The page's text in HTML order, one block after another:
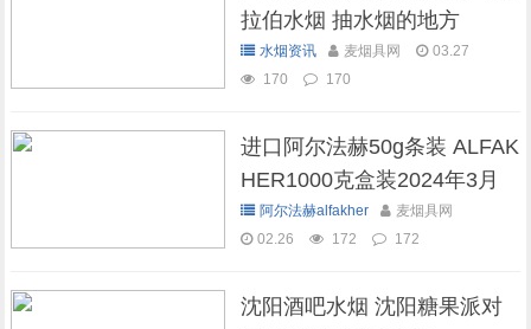
拉伯水烟 抽水烟的地方
水烟资讯 麦烟具网
03.27
170
170
进口阿尔法赫50g条装 ALFAK
HER1000克盒装2024年3月
现货库存
阿尔法赫alfakher
麦烟具网
02.26
172 172
沈阳酒吧水烟 沈阳糖果派对